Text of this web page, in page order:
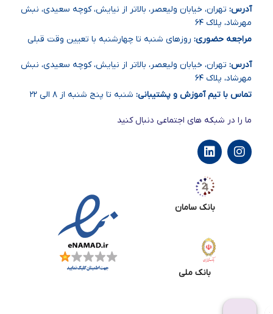
آدرس: تهران، خیابان ولیعصر، بالاتر از نیایش، کوچه سعیدی، نبش
مهرشاد، پلاک ۶۴
مراجعه حضوری: روزهای شنبه تا چهارشنبه با تعیین وقت قبلی
آدرس: تهران، خیابان ولیعصر، بالاتر از نیایش، کوچه سعیدی، نبش
مهرشاد، پلاک ۶۴
تماس با تیم آموزش و پشتیبانی: شنبه تا پنج شنبه از ۸ الی ۲۲
ما را در شبکه های اجتماعی دنبال کنید
بانک سامان
بانک ملی